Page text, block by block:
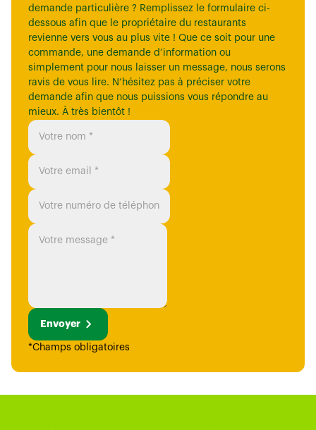
demande particulière ? Remplissez le formulaire ci-
dessous afin que le propriétaire du restaurants
revienne vers vous au plus vite ! Que ce soit pour une
commande, une demande d’information ou
simplement pour nous laisser un message, nous serons
ravis de vous lire. N’hésitez pas à préciser votre
demande afin que nous puissions vous répondre au
mieux. À très bientôt !
Envoyer
*Champs obligatoires